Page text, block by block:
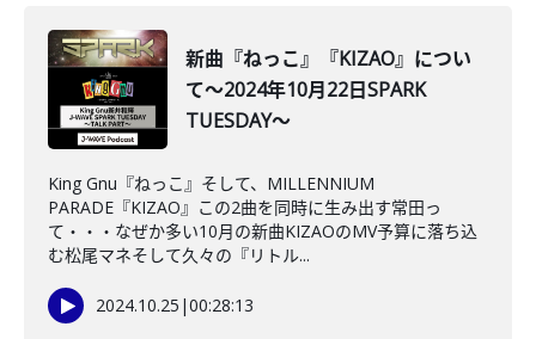
新曲『ねっこ』『KIZAO』につい
て～2024年10月22日SPARK
TUESDAY～
King Gnu『ねっこ』そして、MILLENNIUM
PARADE『KIZAO』この2曲を同時に生み出す常田っ
て・・・なぜか多い10月の新曲KIZAOのMV予算に落ち込
む松尾マネそして久々の『リトル...
2024.10.25 |00:28:13